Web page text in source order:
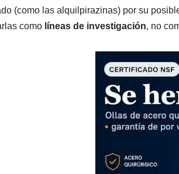
(como las alquilpirazinas) por su
como líneas de investigación, no